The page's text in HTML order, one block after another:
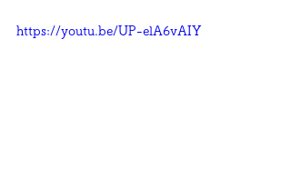
https://youtu.be/UP-elA6vAIY